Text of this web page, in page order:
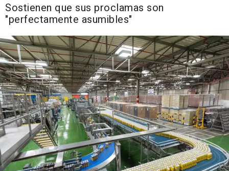
Sostienen que sus proclamas son
"perfectamente asumibles"